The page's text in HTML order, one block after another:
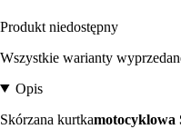
Produkt niedostępny
Wszystkie warianty
Opis
Skórzana kurtkamotocyklowa